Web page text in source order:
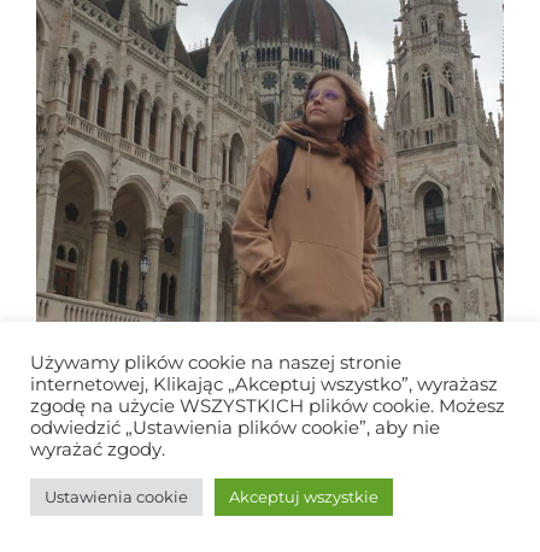
Używamy plików cookie na naszej stronie
internetowej, Klikając „Akceptuj wszystko”, wyrażasz
zgodę na użycie WSZYSTKICH plików cookie. Możesz
odwiedzić „Ustawienia plików cookie”, aby nie
wyrażać zgody.
Ustawienia cookie Akceptuj wszystkie